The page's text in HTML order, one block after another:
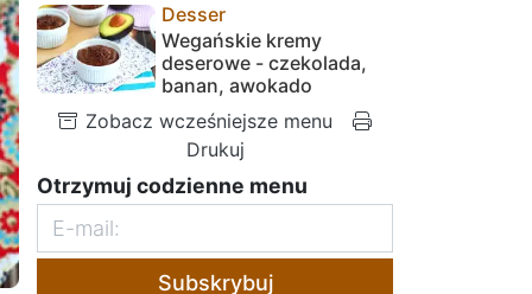
Desser
Wegańskie kremy
deserowe - czekolada,
banan, awokado
Zobacz wcześniejsze menu
Drukuj
Otrzymuj codzienne menu
Subskrybuj